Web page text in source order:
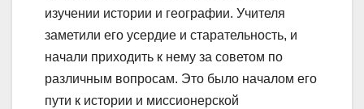
изучении истории и географии. Учителя
заметили его усердие и старательность, и
начали приходить к нему за советом по
различным вопросам. Это было началом его
пути к истории и миссионерской